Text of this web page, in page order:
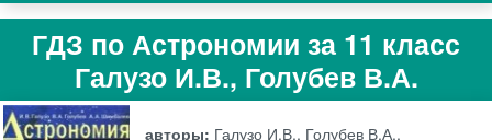
ГДЗ по Астрономии за 11 класс
Галузо И.В., Голубев В.А.
авторы: Галузо И.В., Голубев В.А.,